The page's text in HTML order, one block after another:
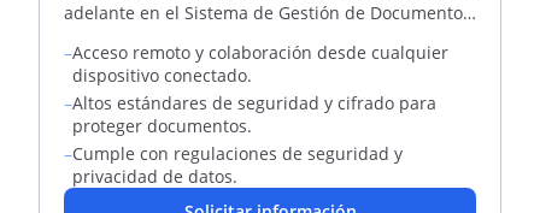
adelante en el Sistema de Gestión de Documento
–Acceso remoto y colaboración desde cualquier
dispositivo conectado.
–Altos estándares de seguridad y cifrado para
proteger documentos.
–Cumple con regulaciones de seguridad y
privacidad de datos.